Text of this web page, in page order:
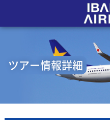
ツアー情報詳細